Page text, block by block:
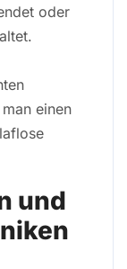
oder
einen
und